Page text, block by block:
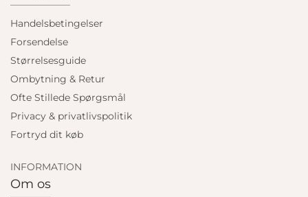
Handelsbetingelser
Forsendelse
Størrelsesguide
Ombytning & Retur
Ofte Stillede Spørgsmål
Privacy & privatlivspolitik
Fortryd dit køb
INFORMATION
Om os